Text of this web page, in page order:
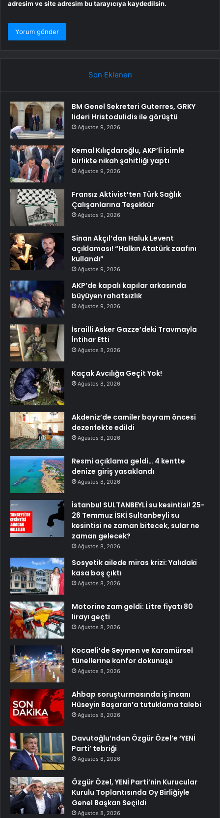
adresim ve site adresim bu tarayıcıya kaydedilsin.
Son Eklenen
BM Genel Sekreteri Guterres, GRKY
lideri Hristodulidis ile görüştü
Ağustos 9, 2026
Kemal Kılıçdaroğlu, AKP’li isimle
birlikte nikah şahitliği yaptı
Ağustos 9, 2026
Fransız Aktivist’ten Türk Sağlık
Çalışanlarına Teşekkür
Ağustos 9, 2026
Sinan Akçıl’dan Haluk Levent
açıklaması! “Halkın Atatürk zaafını
kullandı”
Ağustos 9, 2026
AKP’de kapalı kapılar arkasında
büyüyen rahatsızlık
Ağustos 9, 2026
İsrailli Asker Gazze’deki Travmayla
İntihar Etti
Ağustos 8, 2026
Kaçak Avcılığa Geçit Yok!
Ağustos 8, 2026
Akdeniz’de camiler bayram öncesi
dezenfekte edildi
Ağustos 8, 2026
Resmi açıklama geldi… 4 kentte
denize giriş yasaklandı
Ağustos 8, 2026
İstanbul SULTANBEYLİ su kesintisi! 25-
26 Temmuz İSKİ Sultanbeyli su
kesintisi ne zaman bitecek, sular ne
zaman gelecek?
Ağustos 8, 2026
Sosyetik ailede miras krizi: Yalıdaki
kasa boş çıktı
Ağustos 8, 2026
Motorine zam geldi: Litre fiyatı 80
lirayı geçti
Ağustos 8, 2026
Kocaeli’de Seymen ve Karamürsel
tünellerine konfor dokunuşu
Ağustos 8, 2026
Ahbap soruşturmasında iş insanı
Hüseyin Başaran’a tutuklama talebi
Ağustos 8, 2026
Davutoğlu’ndan Özgür Özel’e ‘YENİ
Parti’ tebriği
Ağustos 8, 2026
Özgür Özel, YENİ Parti’nin Kurucular
Kurulu Toplantısında Oy Birliğiyle
Genel Başkan Seçildi
Ağustos 8, 2026